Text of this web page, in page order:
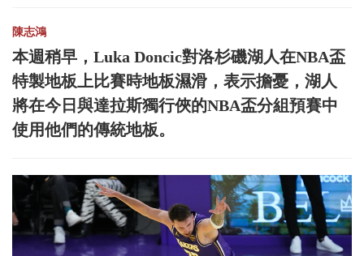
陳志鴻
本週稍早，Luka Doncic對洛杉磯湖人在NBA盃
特製地板上比賽時地板濕滑，表示擔憂，湖人
將在今日與達拉斯獨行俠的NBA盃分組預賽中
使用他們的傳統地板。